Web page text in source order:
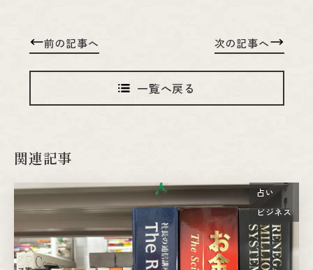
前の記事へ
一覧へ戻る
次の記事へ
関連記事
占い
ビジネス